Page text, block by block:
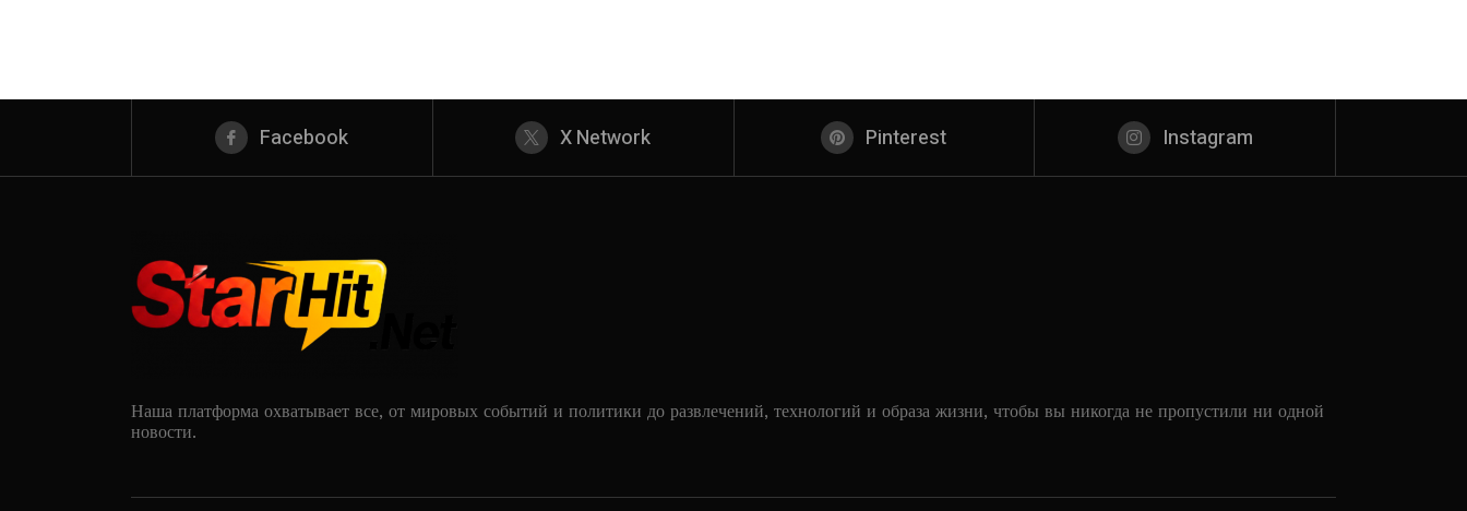
Facebook X Network Pinterest Instagram
Наша платформа охватывает все, от мировых событий и политики до развлечений, технологий и образа жизни, чтобы вы никогда не пропустили ни одной
новости.